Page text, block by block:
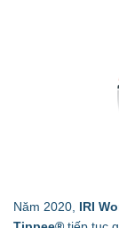
Năm 2020, IRI